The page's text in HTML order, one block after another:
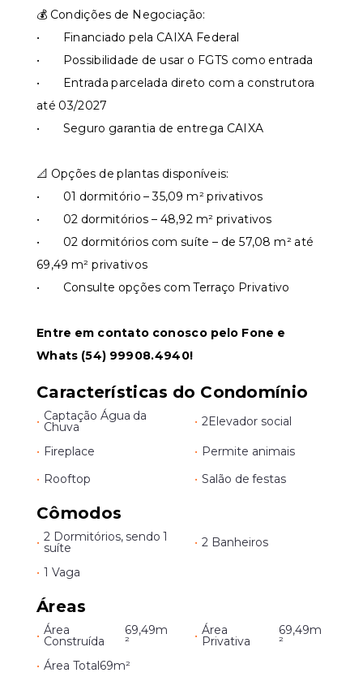
💰 Condições de Negociação:
• Financiado pela CAIXA Federal
• Possibilidade de usar o FGTS como entrada
• Entrada parcelada direto com a construtora
até 03/2027
• Seguro garantia de entrega CAIXA
📐 Opções de plantas disponíveis:
• 01 dormitório – 35,09 m² privativos
• 02 dormitórios – 48,92 m² privativos
• 02 dormitórios com suíte – de 57,08 m² até
69,49 m² privativos
• Consulte opções com Terraço Privativo
Entre em contato conosco pelo Fone e
Whats (54) 99908.4940!
Características do Condomínio
• Captação Água da
Chuva • 2Elevador social
• Fireplace • Permite animais
• Rooftop • Salão de festas
Cômodos
• 2 Dormitórios, sendo 1
suíte • 2 Banheiros
• 1 Vaga
Áreas
• Área
Construída
69,49m
² • Área
Privativa
69,49m
²
• Área Total69m²